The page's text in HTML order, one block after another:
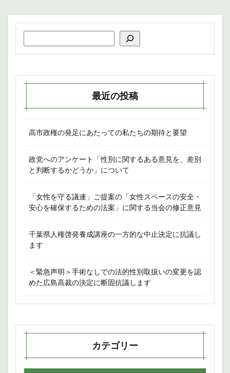
最近の投稿
高市政権の発足にあたっての私たちの期待と要望
政党へのアンケート「性別に関するある意見を、差別
と判断するかどうか」について
「女性を守る議連」ご提案の「女性スペースの安全・
安心を確保するための法案」に関する当会の修正意見
千葉県人権啓発養成講座の一方的な中止決定に抗議し
ます
＜緊急声明＞手術なしでの法的性別取扱いの変更を認
めた広島高裁の決定に断固抗議します
カテゴリー